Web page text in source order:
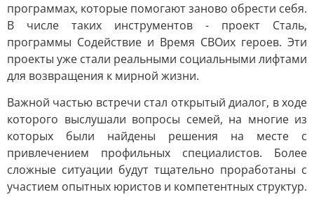
программах, которые помогают заново обрести себя.
В числе таких инструментов - проект Сталь,
программы Содействие и Время СВОих героев. Эти
проекты уже стали реальными социальными лифтами
для возвращения к мирной жизни.
Важной частью встречи стал открытый диалог, в ходе
которого выслушали вопросы семей, на многие из
которых были найдены решения на месте с
привлечением профильных специалистов. Более
сложные ситуации будут тщательно проработаны с
участием опытных юристов и компетентных структур.